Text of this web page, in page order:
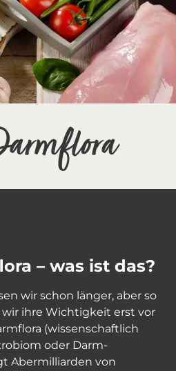
– was ist das?
wir schon länger, aber so
ihre Wichtigkeit erst vor
(wissenschaftlich
oder Darm-
Abermilliarden von